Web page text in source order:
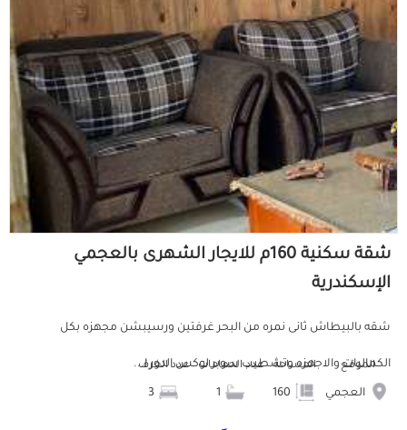
شقة سكنية 160م للايجار الشهرى بالعجمي
الإسكندرية
شقه بالبيطاش ثانى نمره من البحر غرفتين ورسيبشن مجهزه بكل
الكماليات والاجهزه وتشطيب سوبر لوكس الدور ا...
الموقع
العجمي
المساحة عدد الحمامات عدد الغرف